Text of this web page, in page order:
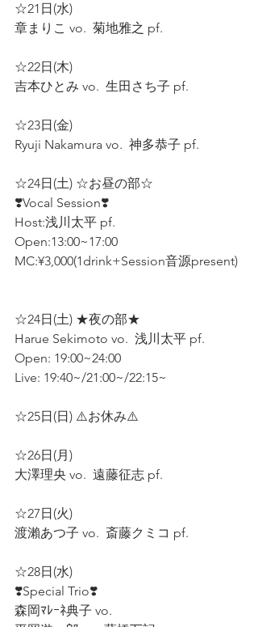
☆21日(水)
章まりこ vo.  菊地雅之 pf.
☆22日(木)
吉本ひとみ vo.  生田さち子 pf.
☆23日(金)
Ryuji Nakamura vo.  神多恭子 pf.
☆24日(土) ☆お昼の部☆
❣️Vocal Session❣️
Host:浅川太平 pf.
Open:13:00~17:00
MC:¥3,000(1drink+Session音源present)
☆24日(土) ★夜の部★
Harue Sekimoto vo.  浅川太平 pf.
Open: 19:00~24:00
Live: 19:40~/21:00~/22:15~
☆25日(日) ⚠️お休み⚠️
☆26日(月)
大澤理央 vo.  遠藤征志 pf.
☆27日(火)
渡瀨あつ子 vo.  斎藤クミコ pf.
☆28日(水)
❣️Special Trio❣️
森岡ﾏﾚｰﾈ典子 vo.